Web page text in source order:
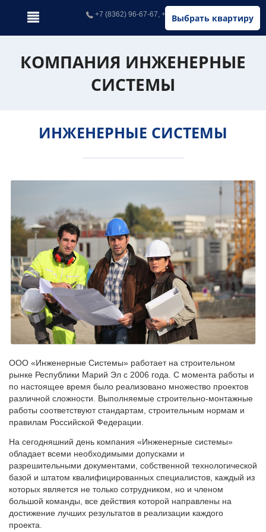
Выбрать квартиру
+7 (8362) 96-67-67, +7 (902) 326-67-67
КОМПАНИЯ ИНЖЕНЕРНЫЕ
СИСТЕМЫ
ИНЖЕНЕРНЫЕ СИСТЕМЫ
ООО «Инженерные Системы» работает на строительном
рынке Республики Марий Эл с 2006 года. С момента работы и
по настоящее время было реализовано множество проектов
различной сложности. Выполняемые строительно-монтажные
работы соответствуют стандартам, строительным нормам и
правилам Российской Федерации.
На сегодняшний день компания «Инженерные системы»
обладает всеми необходимыми допусками и
разрешительными документами, собственной технологической
базой и штатом квалифицированных специалистов, каждый из
которых является не только сотрудником, но и членом
большой команды, все действия которой направлены на
достижение лучших результатов в реализации каждого
проекта.